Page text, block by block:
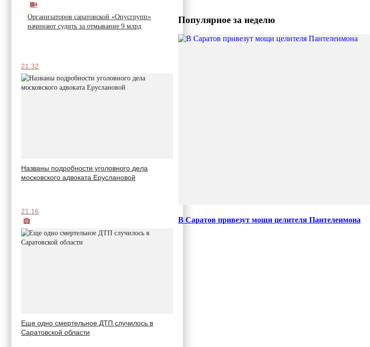
Организаторов саратовской «Опусгрупп»
начинают судить за отмывание 9 млрд
21:32
Названы подробности уголовного дела
московского адвоката Еруслановой
21:16
Еще одно смертельное ДТП случилось в
Саратовской области
Популярное за неделю
В Саратов привезут мощи целителя Пантелеимона